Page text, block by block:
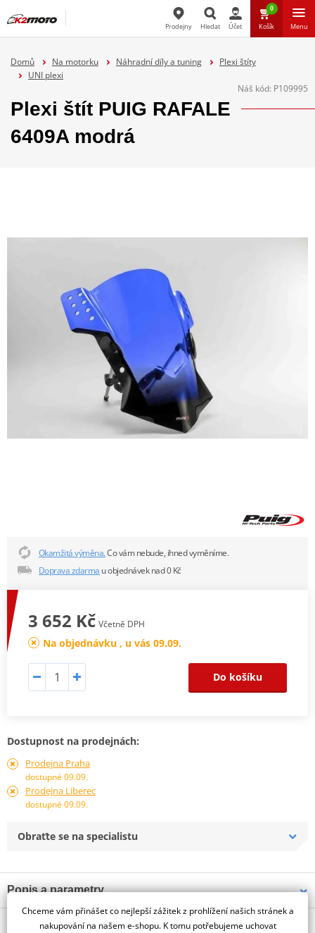
Prodejny Hledat Účet
0
Košík Menu
Domů Na motorku Náhradní díly a tuning
Plexi štíty
UNI plexi
Náš kód: P109995
Plexi štít PUIG RAFALE
6409A modrá
Okamžitá výměna.Co vám nebude, ihned vyměníme.
Doprava zdarma u objednávek nad 0 Kč
3 652 Kč Včetně DPH
Na objednávku , u vás 09.09.
Do košíku
Dostupnost na prodejnách:
Prodejna Praha
dostupné 09.09.
Prodejna Liberec
dostupné 09.09.
Obraťte se na specialistu
Popis a parametry
Jsme autorizovaný
dealer značky PUIG
O výrobci
Chceme vám přinášet co nejlepší zážitek z prohlížení našich stránek a
nakupování na našem e-shopu. K tomu potřebujeme uchovat